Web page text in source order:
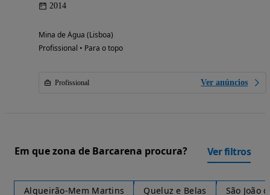
2014
Mina de Água (Lisboa)
Profissional • Para o topo
Profissional Ver anúncios
Em que zona de Barcarena procura? Ver filtros
Algueirão-Mem Martins Queluz e Belas São João